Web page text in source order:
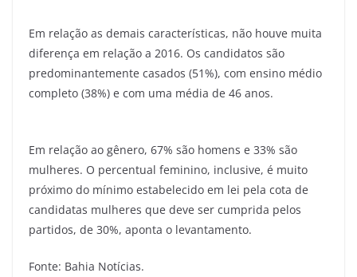
Em relação as demais características, não houve muita
diferença em relação a 2016. Os candidatos são
predominantemente casados (51%), com ensino médio
completo (38%) e com uma média de 46 anos.
Em relação ao gênero, 67% são homens e 33% são
mulheres. O percentual feminino, inclusive, é muito
próximo do mínimo estabelecido em lei pela cota de
candidatas mulheres que deve ser cumprida pelos
partidos, de 30%, aponta o levantamento.
Fonte: Bahia Notícias.